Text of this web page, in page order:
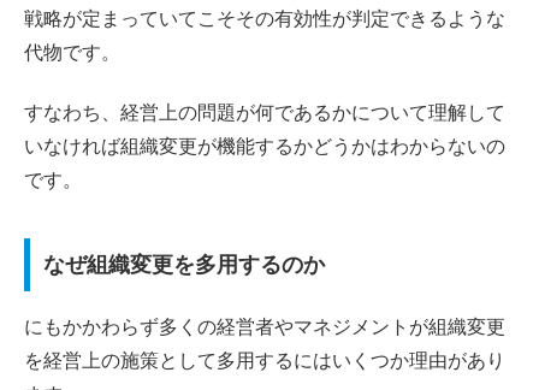
戦略が定まっていてこそその有効性が判定できるような
代物です。
すなわち、経営上の問題が何であるかについて理解して
いなければ組織変更が機能するかどうかはわからないの
です。
なぜ組織変更を多用するのか
にもかかわらず多くの経営者やマネジメントが組織変更
を経営上の施策として多用するにはいくつか理由があり